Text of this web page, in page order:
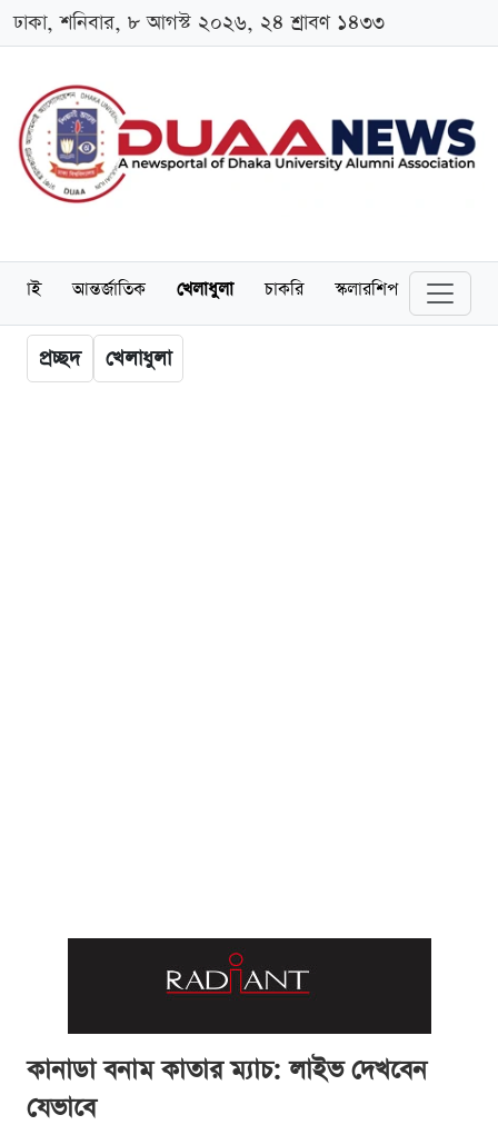
ঢাকা, শনিবার, ৮ আগস্ট ২০২৬, ২৪ শ্রাবণ ১৪৩৩
আন্তর্জাতিক খেলাধুলা চাকরি স্কলারশিপ বিনোদন
প্রচ্ছদ খেলাধুলা
কানাডা বনাম কাতার ম্যাচ: লাইভ দেখবেন
যেভাবে